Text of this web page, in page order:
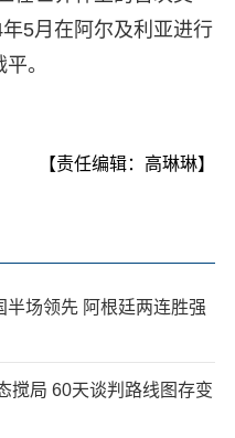
5月在阿尔及利亚进行
。
【责任编辑：高琳琳】
场领先 阿根廷两连胜强
搅局 60天谈判路线图存变